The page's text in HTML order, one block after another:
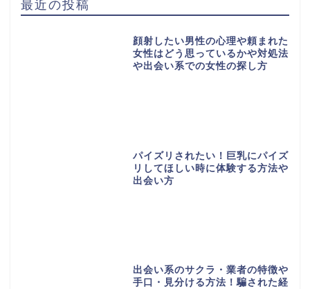
最近の投稿
顔射したい男性の心理や頼まれた
女性はどう思っているかや対処法
や出会い系での女性の探し方
パイズリされたい！巨乳にパイズ
リしてほしい時に体験する方法や
出会い方
出会い系のサクラ・業者の特徴や
手口・見分ける方法！騙された経